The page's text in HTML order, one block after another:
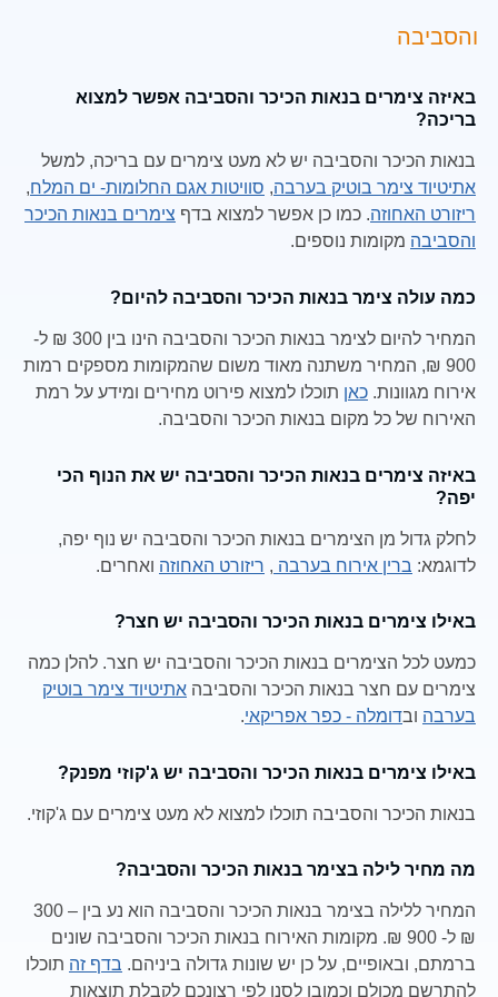
והסביבה
באיזה צימרים בנאות הכיכר והסביבה אפשר למצוא
בריכה?
בנאות הכיכר והסביבה יש לא מעט צימרים עם בריכה, למשל
אתיטיוד צימר בוטיק בערבה, סוויטות אגם החלומות- ים המלח,
ריזורט האחוזה. כמו כן אפשר למצוא בדף צימרים בנאות הכיכר
והסביבה מקומות נוספים.
כמה עולה צימר בנאות הכיכר והסביבה להיום?
המחיר להיום לצימר בנאות הכיכר והסביבה הינו בין 300 ₪ ל-
900 ₪, המחיר משתנה מאוד משום שהמקומות מספקים רמות
אירוח מגוונות. כאן תוכלו למצוא פירוט מחירים ומידע על רמת
האירוח של כל מקום בנאות הכיכר והסביבה.
באיזה צימרים בנאות הכיכר והסביבה יש את הנוף הכי
יפה?
לחלק גדול מן הצימרים בנאות הכיכר והסביבה יש נוף יפה,
לדוגמא: ברין אירוח בערבה , ריזורט האחוזה ואחרים.
באילו צימרים בנאות הכיכר והסביבה יש חצר?
כמעט לכל הצימרים בנאות הכיכר והסביבה יש חצר. להלן כמה
צימרים עם חצר בנאות הכיכר והסביבה אתיטיוד צימר בוטיק
בערבה ובדומלה - כפר אפריקאי.
באילו צימרים בנאות הכיכר והסביבה יש ג'קוזי מפנק?
בנאות הכיכר והסביבה תוכלו למצוא לא מעט צימרים עם ג'קוזי.
מה מחיר לילה בצימר בנאות הכיכר והסביבה?
המחיר ללילה בצימר בנאות הכיכר והסביבה הוא נע בין – 300
₪ ל- 900 ₪. מקומות האירוח בנאות הכיכר והסביבה שונים
ברמתם, ובאופיים, על כן יש שונות גדולה ביניהם. בדף זה תוכלו
להתרשם מכולם וכמובן לסנן לפי רצונכם לקבלת תוצאות